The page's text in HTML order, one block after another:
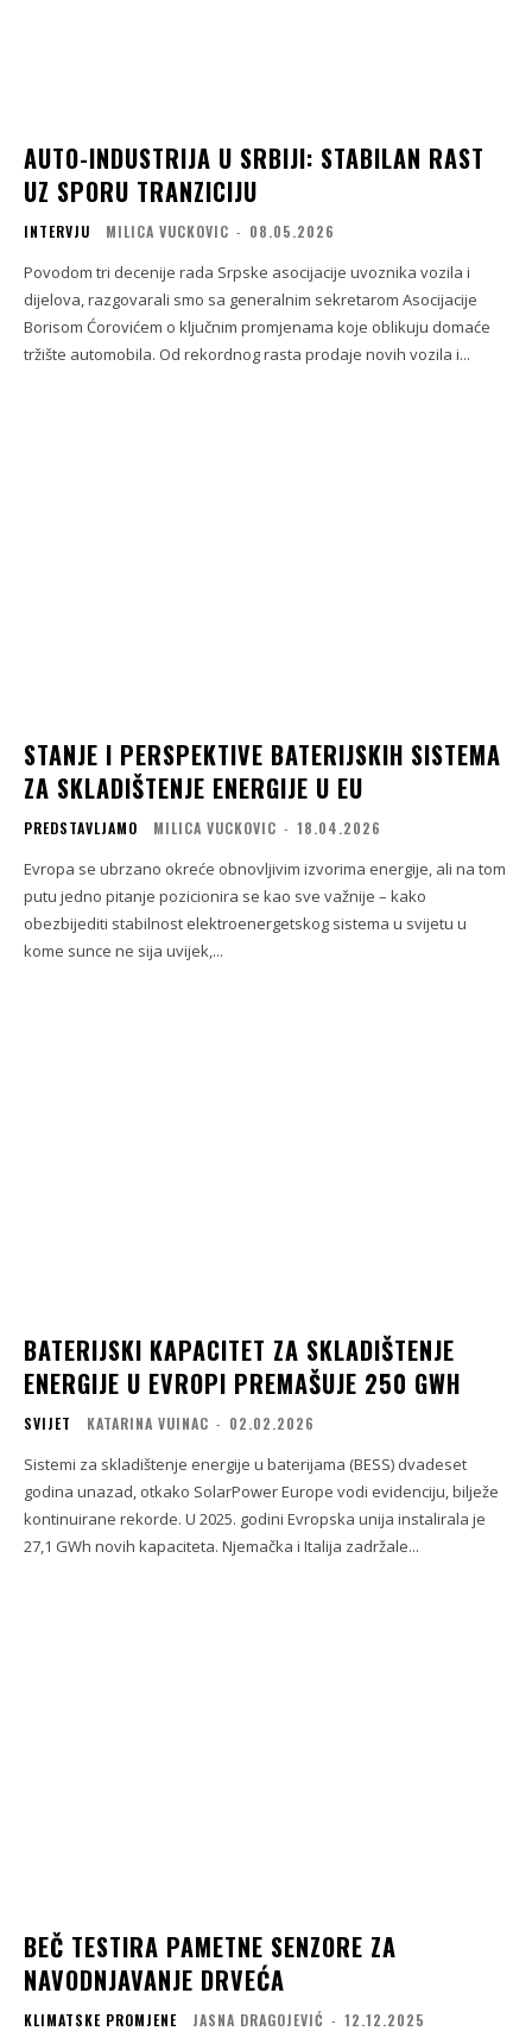
AUTO-INDUSTRIJA U SRBIJI: STABILAN RAST
UZ SPORU TRANZICIJU
INTERVJU MILICA VUCKOVIC - 08.05.2026
Povodom tri decenije rada Srpske asocijacije uvoznika vozila i
dijelova, razgovarali smo sa generalnim sekretarom Asocijacije
Borisom Ćorovićem o ključnim promjenama koje oblikuju domaće
tržište automobila. Od rekordnog rasta prodaje novih vozila i...
STANJE I PERSPEKTIVE BATERIJSKIH SISTEMA
ZA SKLADIŠTENJE ENERGIJE U EU
PREDSTAVLJAMO MILICA VUCKOVIC - 18.04.2026
Evropa se ubrzano okreće obnovljivim izvorima energije, ali na tom
putu jedno pitanje pozicionira se kao sve važnije – kako
obezbijediti stabilnost elektroenergetskog sistema u svijetu u
kome sunce ne sija uvijek,...
BATERIJSKI KAPACITET ZA SKLADIŠTENJE
ENERGIJE U EVROPI PREMAŠUJE 250 GWH
SVIJET KATARINA VUINAC - 02.02.2026
Sistemi za skladištenje energije u baterijama (BESS) dvadeset
godina unazad, otkako SolarPower Europe vodi evidenciju, bilježe
kontinuirane rekorde. U 2025. godini Evropska unija instalirala je
27,1 GWh novih kapaciteta. Njemačka i Italija zadržale...
BEČ TESTIRA PAMETNE SENZORE ZA
NAVODNJAVANJE DRVEĆA
KLIMATSKE PROMJENE JASNA DRAGOJEVIĆ - 12.12.2025